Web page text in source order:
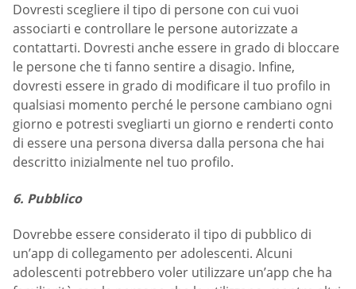
Dovresti scegliere il tipo di persone con cui vuoi
associarti e controllare le persone autorizzate a
contattarti. Dovresti anche essere in grado di bloccare
le persone che ti fanno sentire a disagio. Infine,
dovresti essere in grado di modificare il tuo profilo in
qualsiasi momento perché le persone cambiano ogni
giorno e potresti svegliarti un giorno e renderti conto
di essere una persona diversa dalla persona che hai
descritto inizialmente nel tuo profilo.
6. Pubblico
Dovrebbe essere considerato il tipo di pubblico di
un’app di collegamento per adolescenti. Alcuni
adolescenti potrebbero voler utilizzare un’app che ha